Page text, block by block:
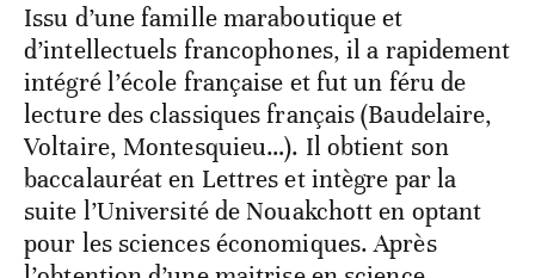
Issu d’une famille maraboutique et
d’intellectuels francophones, il a rapidement
intégré l’école française et fut un féru de
lecture des classiques français (Baudelaire,
Voltaire, Montesquieu…). Il obtient son
baccalauréat en Lettres et intègre par la
suite l’Université de Nouakchott en optant
pour les sciences économiques. Après